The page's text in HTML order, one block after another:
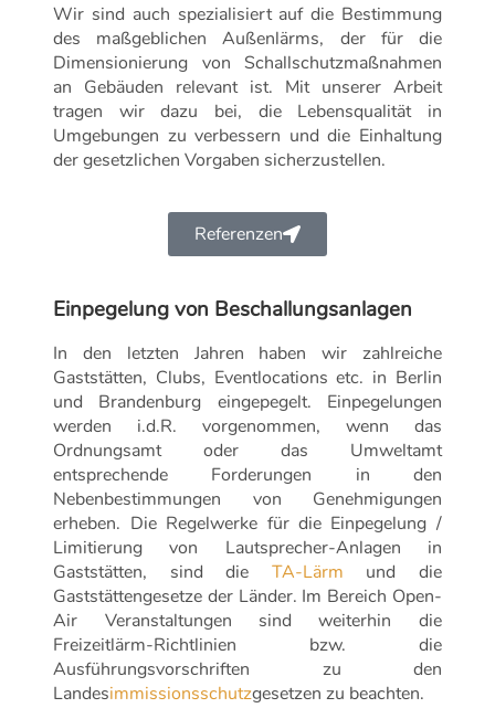
Wir sind auch spezialisiert auf die Bestimmung
des maßgeblichen Außenlärms, der für die
Dimensionierung von Schallschutzmaßnahmen
an Gebäuden relevant ist. Mit unserer Arbeit
tragen wir dazu bei, die Lebensqualität in
Umgebungen zu verbessern und die Einhaltung
der gesetzlichen Vorgaben sicherzustellen.
Referenzen
Einpegelung von Beschallungsanlagen
In den letzten Jahren haben wir zahlreiche
Gaststätten, Clubs, Eventlocations etc. in Berlin
und Brandenburg eingepegelt. Einpegelungen
werden i.d.R. vorgenommen, wenn das
Ordnungsamt oder das Umweltamt
entsprechende Forderungen in den
Nebenbestimmungen von Genehmigungen
erheben. Die Regelwerke für die Einpegelung /
Limitierung von Lautsprecher-Anlagen in
Gaststätten, sind die TA-Lärm und die
Gaststättengesetze der Länder. Im Bereich Open-
Air Veranstaltungen sind weiterhin die
Freizeitlärm-Richtlinien bzw. die
Ausführungsvorschriften zu den
Landesimmissionsschutzgesetzen zu beachten.